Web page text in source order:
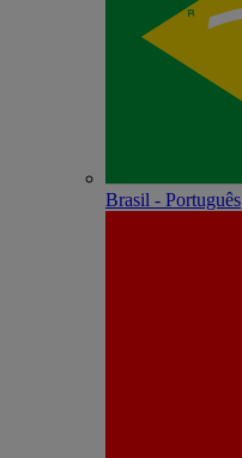
Brasil - Português